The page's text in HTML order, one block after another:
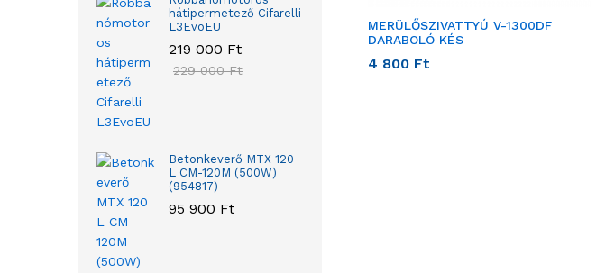
MERÜLŐSZIVATTYÚ V-1300DF
DARABOLÓ KÉS
4 800 Ft
hátipermetező Cifarelli
L3EvoEU
219 000 Ft
229 000Ft
Betonkeverő MTX 120
L CM-120M (500W)
(954817)
95 900 Ft